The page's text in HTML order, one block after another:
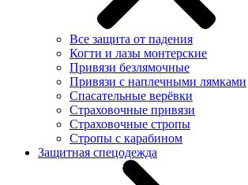
Все защита от падения
Когти и лазы монтерские
Привязи безлямочные
Привязи с наплечными лямками
Спасательные верёвки
Страховочные привязи
Страховочные стропы
Стропы с карабином
Защитная спецодежда